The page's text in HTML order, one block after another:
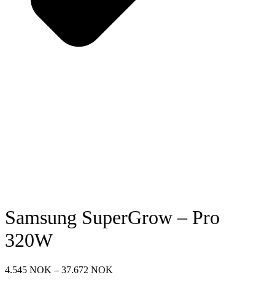
Samsung SuperGrow – Pro
320W
4.545 NOK – 37.672 NOK